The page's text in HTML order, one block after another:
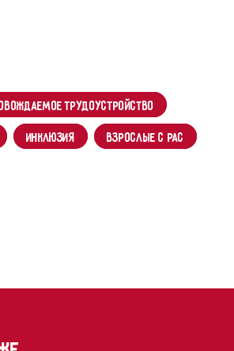
трудоустройство
инклюзия взрослые с РАС